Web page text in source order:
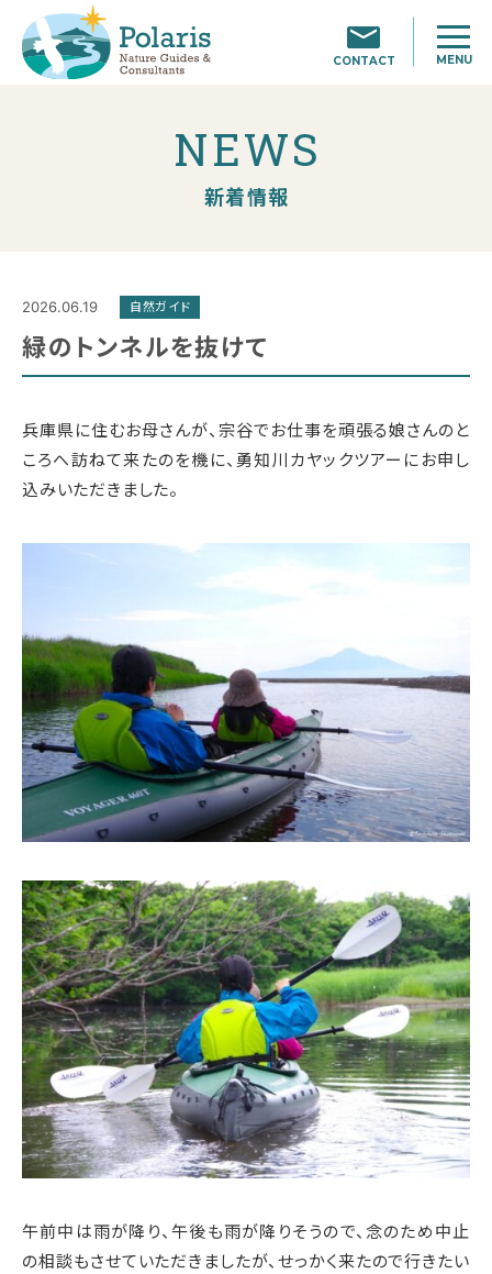
CONTACT MENU
NEWS
新着情報
2026.06.19 自然ガイド
緑のトンネルを抜けて
兵庫県に住むお母さんが、宗谷でお仕事を頑張る娘さんのと
ころへ訪ねて来たのを機に、勇知川カヤックツアーにお申し
込みいただきました。
午前中は雨が降り、午後も雨が降りそうので、念のため中止
の相談もさせていただきましたが、せっかく来たので行きたい